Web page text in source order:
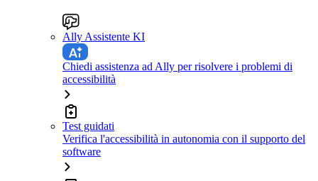
Ally Assistente KI
Chiedi assistenza ad Ally per risolvere i problemi di
accessibilità
Test guidati
Verifica l'accessibilità in autonomia con il supporto del
software